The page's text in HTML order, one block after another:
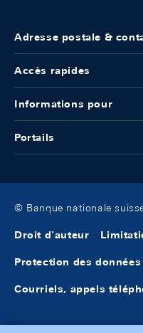
Adresse postale &
Accès rapides
Informations pour
Portails
© Banque nationale
Droit d'auteur
Protection des données
Courriels, appels